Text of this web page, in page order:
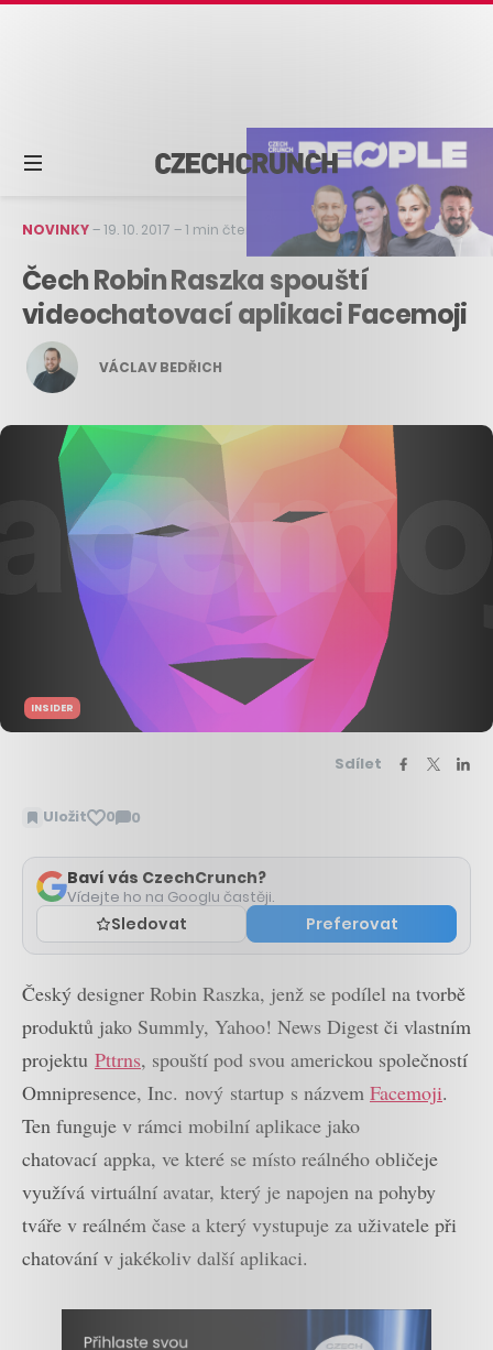
NOVINKY–19. 10. 2017 –1 min čtení
Čech Robin Raszka spouští
videochatovací aplikaci Facemoji
VÁCLAV BEDŘICH
INSIDER
Sdílet
Uložit 0 0
Zobrazit
Baví vás CzechCrunch?
Vídejte ho na Googlu častěji.
Sledovat Preferovat
Český designer Robin Raszka, jenž se podílel na tvorbě
produktů jako Summly, Yahoo! News Digest či vlastním
projektu Pttrns, spouští pod svou americkou společností
Omnipresence, Inc. nový startup s názvem Facemoji.
Ten funguje v rámci mobilní aplikace jako
chatovací appka, ve které se místo reálného obličeje
využívá virtuální avatar, který je napojen na pohyby
tváře v reálném čase a který vystupuje za uživatele při
chatování v jakékoliv další aplikaci.